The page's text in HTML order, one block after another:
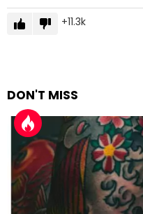
11.3k
DON'T MISS